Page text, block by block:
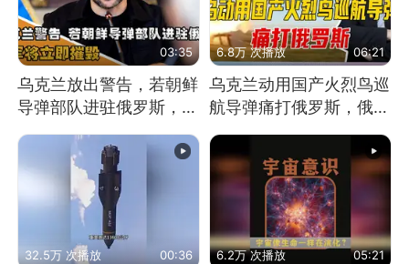
03:35
乌克兰放出警告，若朝鲜
导弹部队进驻俄罗斯，乌
6.8万 次播放 06:21
乌克兰动用国产火烈鸟巡
航导弹痛打俄罗斯，俄军
32.5万 次播放 00:36 6.2万 次播放 05:21